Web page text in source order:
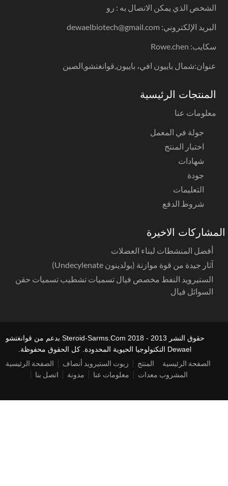
الشخص الذي يمكن الاتصال به : رو
البريد الإلكتروني: dewaelbiotech@gmail.com
سكايب: Rowe.chen
عنوان:شمال باييون افي، باييون,قوانغتشو,الصين
المنتجات الرئيسية
معلومات عنا
جولة في المعمل
اختبار المنتج
شهادات
جودة
التعليمات
شروط الدفع
الاخيرة
أفضل المنشطات لبناء العضلات
آثار جيدة من قوة موازنة (بولدينون Undecylenate)
الستيرويد النفط مخصص فيال تسميات تشطيب تسميات حقن
السوائل فيال
حقوق النشر 2013 - 2018 Steroid-Sarms.Com بدعم من قوانغتشو
Dewael التكنولوجيا الحيوية المحدودة. كل الحقوق محفوظة.
الصفحة الرئيسية المنتج زيوت الستيرويد أنصاف
الصفحة الرئيسية
المشروب معدات
معلومات عنا مدونة اتصل بنا